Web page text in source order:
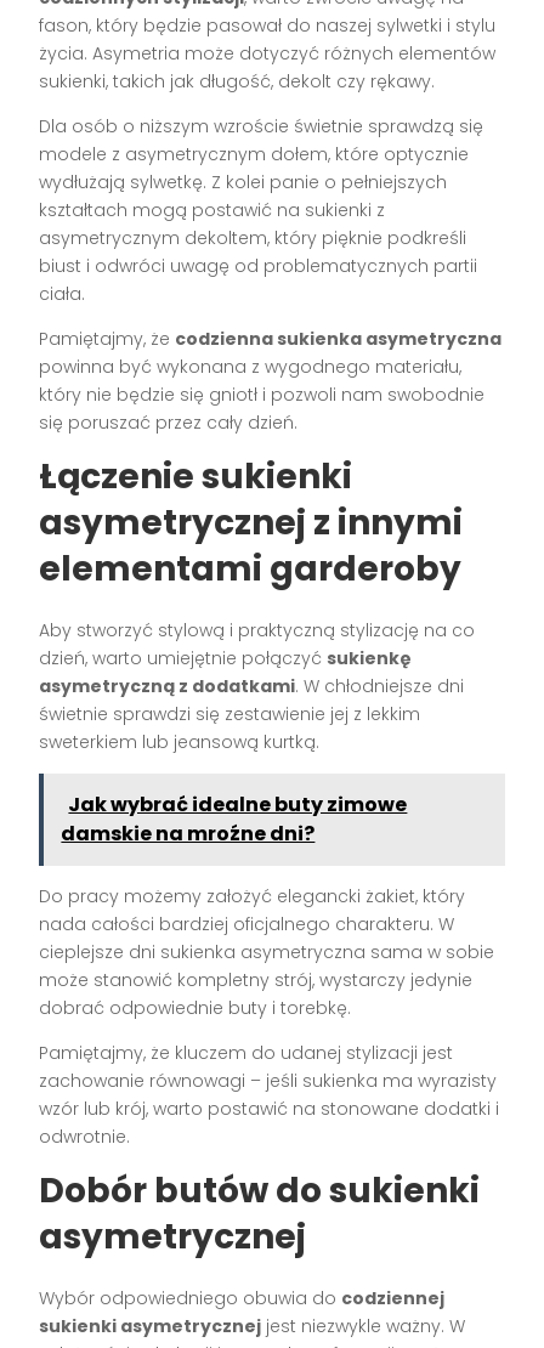
fason, który będzie pasował do naszej sylwetki i stylu
życia. Asymetria może dotyczyć różnych elementów
sukienki, takich jak długość, dekolt czy rękawy.
Dla osób o niższym wzroście świetnie sprawdzą się
modele z asymetrycznym dołem, które optycznie
wydłużają sylwetkę. Z kolei panie o pełniejszych
kształtach mogą postawić na sukienki z
asymetrycznym dekoltem, który pięknie podkreśli
biust i odwróci uwagę od problematycznych partii
ciała.
Pamiętajmy, że codzienna sukienka asymetryczna
powinna być wykonana z wygodnego materiału,
który nie będzie się gniotł i pozwoli nam swobodnie
się poruszać przez cały dzień.
Łączenie sukienki
asymetrycznej z innymi
elementami garderoby
Aby stworzyć stylową i praktyczną stylizację na co
dzień, warto umiejętnie połączyć sukienkę
asymetryczną z dodatkami. W chłodniejsze dni
świetnie sprawdzi się zestawienie jej z lekkim
sweterkiem lub jeansową kurtką.
Jak wybrać idealne buty zimowe
damskie na mroźne dni?
Do pracy możemy założyć elegancki żakiet, który
nada całości bardziej oficjalnego charakteru. W
cieplejsze dni sukienka asymetryczna sama w sobie
może stanowić kompletny strój, wystarczy jedynie
dobrać odpowiednie buty i torebkę.
Pamiętajmy, że kluczem do udanej stylizacji jest
zachowanie równowagi – jeśli sukienka ma wyrazisty
wzór lub krój, warto postawić na stonowane dodatki i
odwrotnie.
Dobór butów do sukienki
asymetrycznej
Wybór odpowiedniego obuwia do codziennej
sukienki asymetrycznej jest niezwykle ważny. W